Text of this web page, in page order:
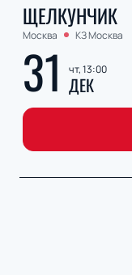
ЩЕЛКУНЧИК
Москва КЗ Москва
31 чт, 13:00
ДЕК